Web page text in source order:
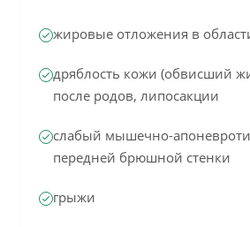
жировые отложения в
дряблость кожи (обвисший
после родов, липосакции
слабый мышечно-
передней брюшной стенки
грыжи